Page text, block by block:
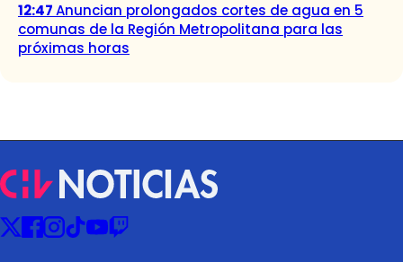
12:47Anuncian prolongados cortes de agua en 5
comunas de la Región Metropolitana para las
próximas horas